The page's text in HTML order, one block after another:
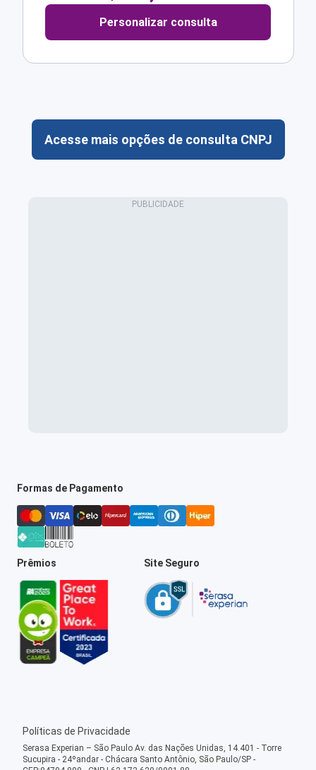
Personalizar consulta
Acesse mais opções de consulta CNPJ
Formas de Pagamento
Prêmios Site Seguro
Políticas de Privacidade
Serasa Experian – São Paulo Av. das Nações Unidas, 14.401 - Torre
Sucupira - 24ºandar - Chácara Santo Antônio, São Paulo/SP -